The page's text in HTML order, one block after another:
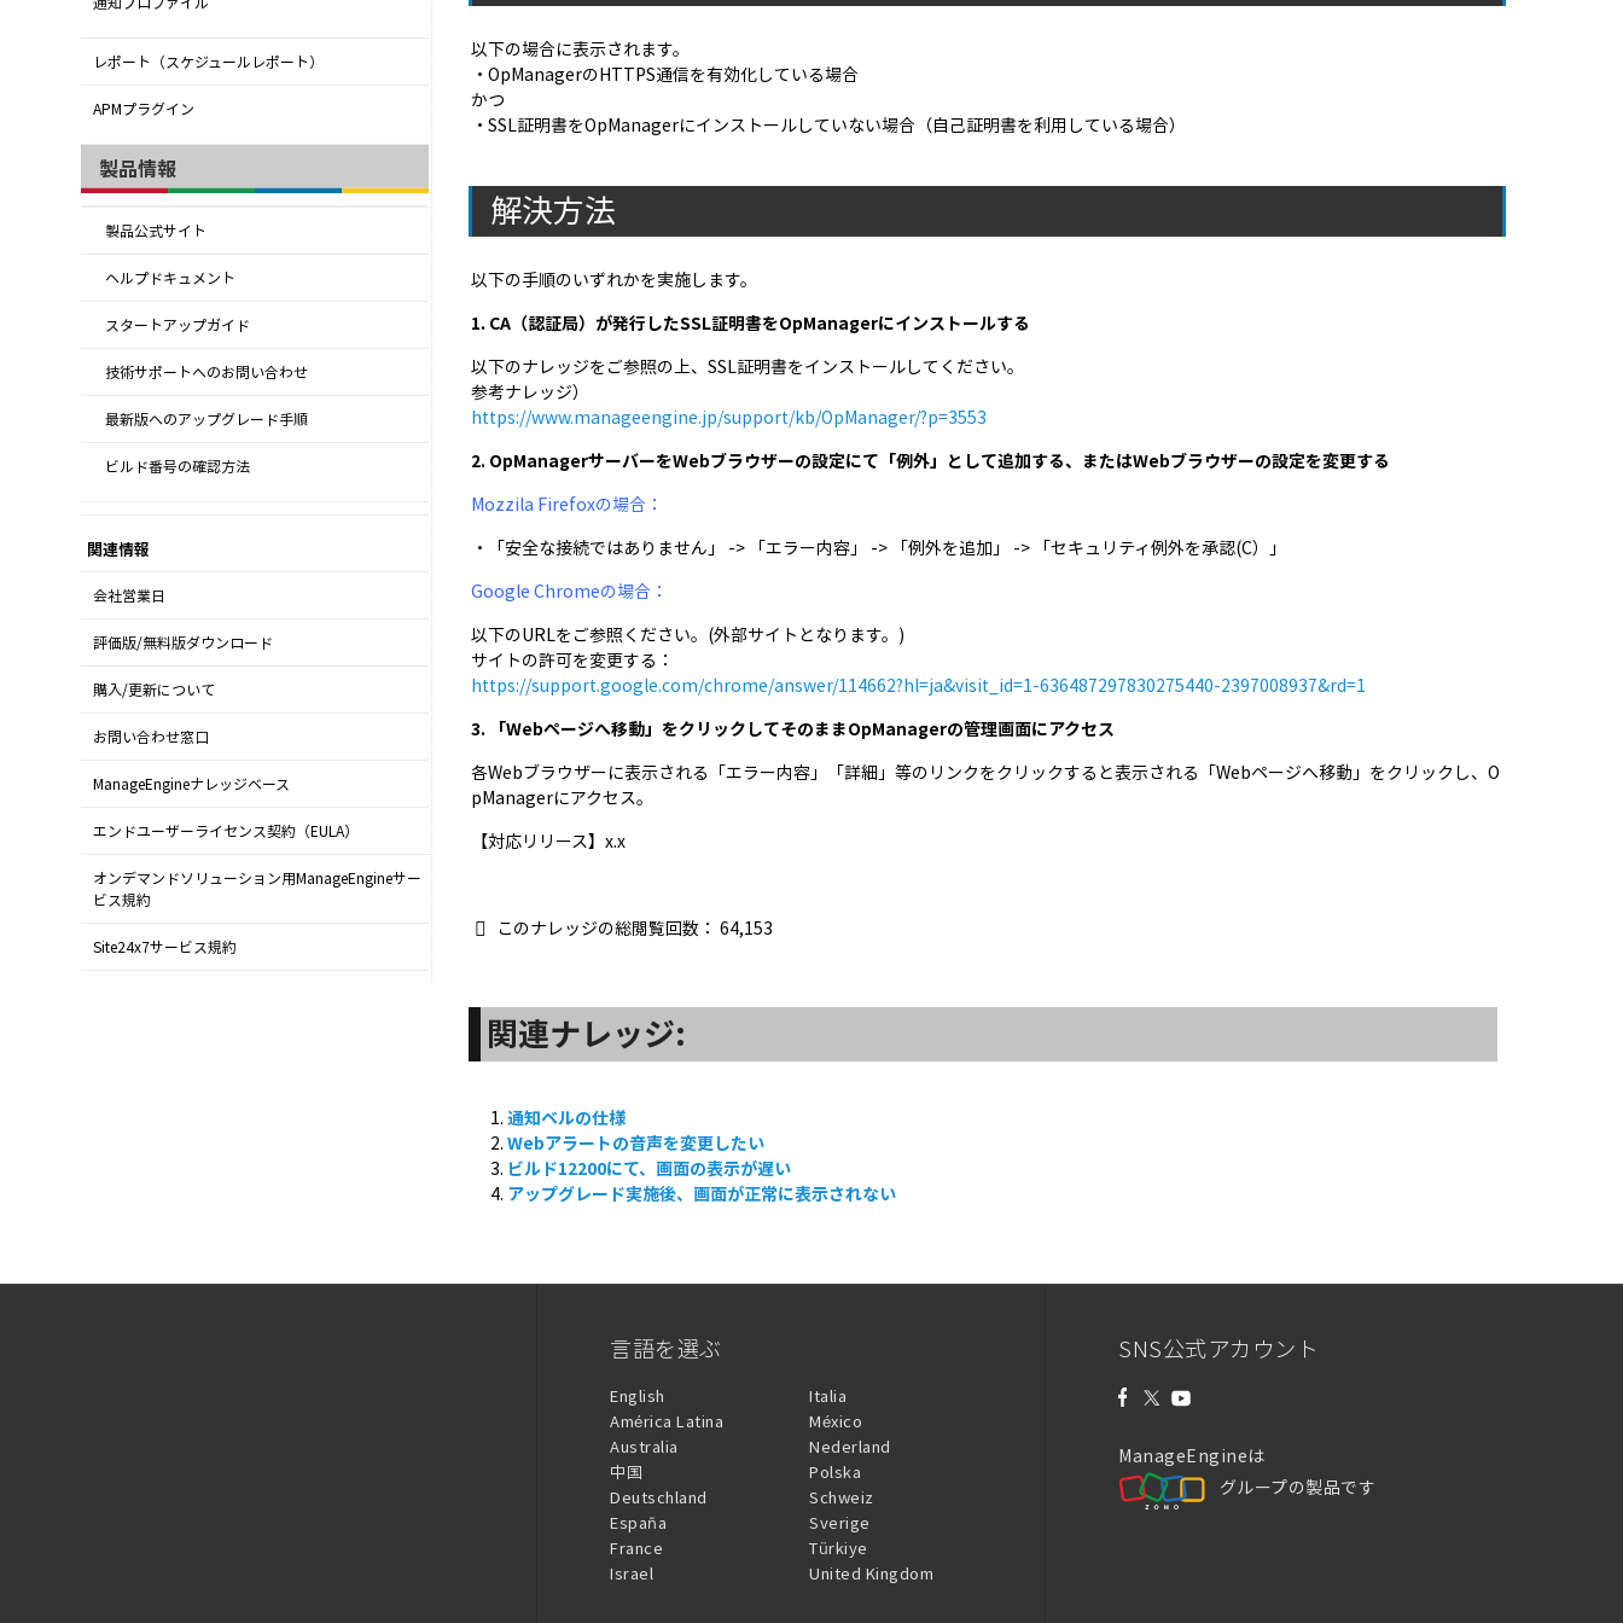
レポート（スケジュールレポート）
APMプラグイン
製品情報
製品公式サイト
ヘルプドキュメント
スタートアップガイド
技術サポートへのお問い合わせ
最新版へのアップグレード手順
ビルド番号の確認方法
関連情報
会社営業日
評価版/無料版ダウンロード
購入/更新について
お問い合わせ窓口
ManageEngineナレッジベース
エンドユーザーライセンス契約（EULA）
オンデマンドソリューション用ManageEngineサー
ビス規約
Site24x7サービス規約
以下の場合に表示されます。
・OpManagerのHTTPS通信を有効化している場合
かつ
・SSL証明書をOpManagerにインストールしていない場合（自己証明書を利用している場合）
解決方法
以下の手順のいずれかを実施します。
1. CA（認証局）が発行したSSL証明書をOpManagerにインストールする
以下のナレッジをご参照の上、SSL証明書をインストールしてください。
参考ナレッジ）
https://www.manageengine.jp/support/kb/OpManager/?p=3553
2. OpManagerサーバーをWebブラウザーの設定にて「例外」として追加する、またはWebブラウザーの設定を変更する
Mozzila Firefoxの場合：
・「安全な接続ではありません」 -> 「エラー内容」 -> 「例外を追加」 -> 「セキュリティ例外を承認(C）」
Google Chromeの場合：
以下のURLをご参照ください。(外部サイトとなります。)
サイトの許可を変更する：
https://support.google.com/chrome/answer/114662?hl=ja&visit_id=1-636487297830275440-2397008937&rd=1
3. 「Webページへ移動」をクリックしてそのままOpManagerの管理画面にアクセス
各Webブラウザーに表示される「エラー内容」「詳細」等のリンクをクリックすると表示される「Webページへ移動」をクリックし、O
pManagerにアクセス。
【対応リリース】x.x
このナレッジの総閲覧回数： 64,153
関連ナレッジ:
通知ベルの仕様
Webアラートの音声を変更したい
ビルド12200にて、画面の表示が遅い
アップグレード実施後、画面が正常に表示されない
言語を選ぶ
English
América Latina
Australia
中国
Deutschland
España
France
Israel
Italia
México
Nederland
Polska
Schweiz
Sverige
Türkiye
United Kingdom
SNS公式アカウント
ManageEngineは
グループの製品です